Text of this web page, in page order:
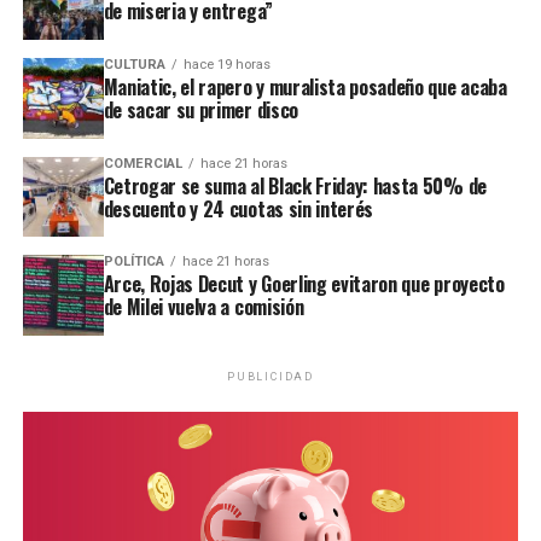
“Una nena encerrada que llora”
Los testigos de hoy fueron de menor a mayor en grado
de cercanía con la niña. Primero declaróHilda Margot
, quien residía en una de las viviendas
de miseria y entrega”
CULTURA hace 19 horas
Maniatic, el rapero y muralista posadeño que acaba
de sacar su primer disco
COMERCIAL hace 21 horas
Cetrogar se suma al Black Friday: hasta 50% de
descuento y 24 cuotas sin interés
POLÍTICA hace 21 horas
Arce, Rojas Decut y Goerling evitaron que proyecto
de Milei vuelva a comisión
PUBLICIDAD